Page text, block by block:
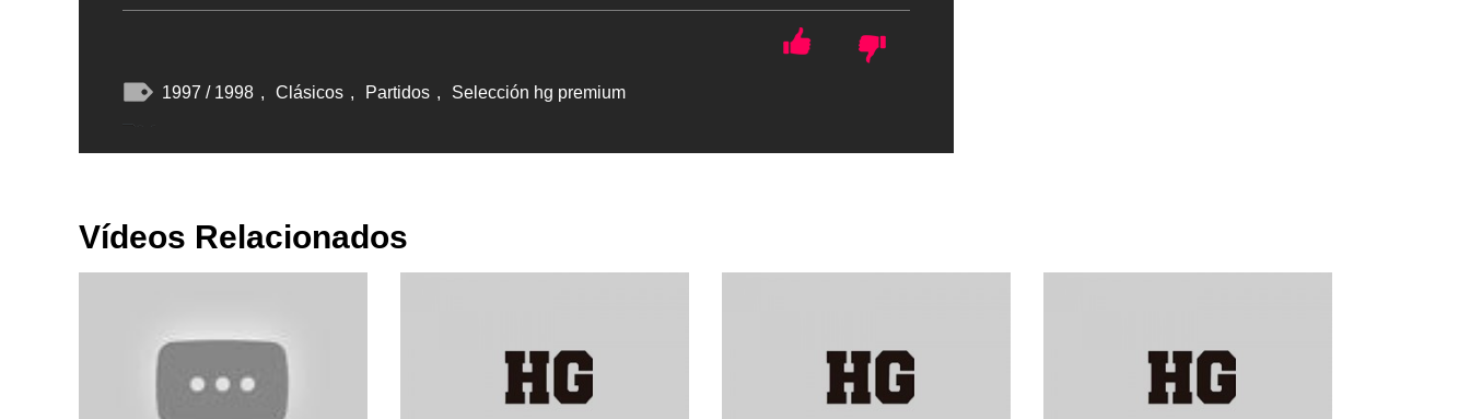
1997 / 1998 , Clásicos , Partidos , Selección hg premium
Vídeos Relacionados